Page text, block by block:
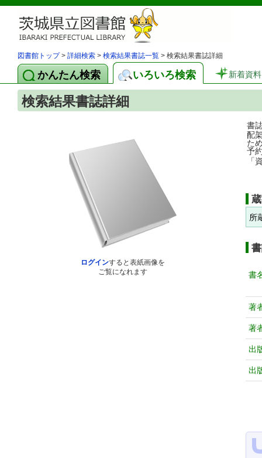
図書館トップ> 詳細検索 > 検索結果書誌一覧 > 検索結果書誌詳細
かんたん検索 いろいろ検索 新着資料
検索結果書誌詳細
ログインすると表紙画像を
ご覧になれます
書
配
た
予
「
所
書
著
著
出
出